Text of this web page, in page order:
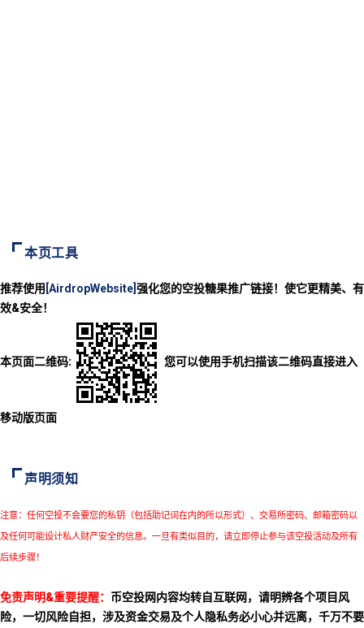
本页工具
推荐使用 [AirdropWebsite] 强化您的空投糖果推广链接！使它更精美、有
效&安全！
本页面二维码: 您可以使用手机扫描该二维码直接进入
移动版页面
声明须知
注意：任何空投不会要您的私钥（包括助记词在内的所以形式）、交易所密码、邮箱密码以
及任何可能设计私人财产安全的信息。一旦有类似目的，请立即停止参与该空投活动及所有
后续步骤！
免责声明&重要提醒： 币空投网内容均转自互联网，请明辨各个项目风
险，一切风险自担，涉及资金交易及个人隐私务必小心并远离，千万不要